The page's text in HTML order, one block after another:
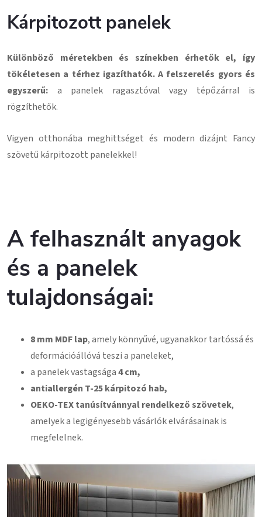
Kárpitozott panelek
Különböző méretekben és színekben érhetők el, így
tökéletesen a térhez igazíthatók. A felszerelés gyors és
egyszerű: a panelek ragasztóval vagy tépőzárral is
rögzíthetők.
Vigyen otthonába meghittséget és modern dizájnt Fancy
szövetű kárpitozott panelekkel!
A felhasznált anyagok
és a panelek
tulajdonságai:
8 mm MDF lap, amely könnyűvé, ugyanakkor tartóssá és
deformációállóvá teszi a paneleket,
a panelek vastagsága4 cm,
antiallergén T-25 kárpitozó hab,
OEKO-TEX tanúsítvánnyal rendelkező szövetek,
amelyek a legigényesebb vásárlók elvárásainak is
megfelelnek.